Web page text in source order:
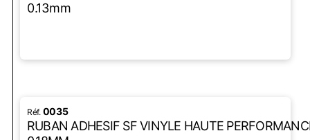
RUBAN ADHESIF SF VINYLE HAUTE
0035